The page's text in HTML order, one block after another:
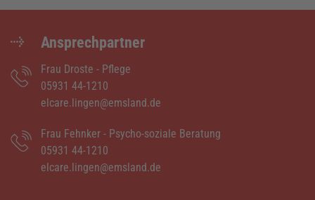
Ansprechpartner
Frau Droste - Pflege
05931 44-1210
elcare.lingen@emsland.de
Frau Fehnker - Psycho-soziale Beratung
05931 44-1210
elcare.lingen@emsland.de